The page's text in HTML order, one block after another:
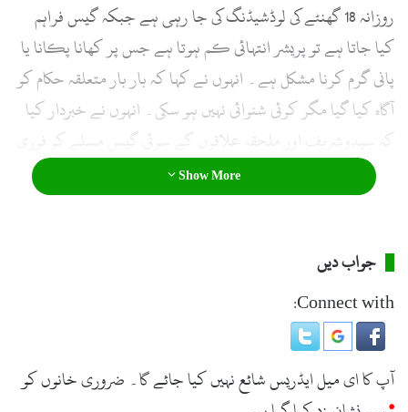
روزانہ 18 گھنٹے کی لوڈشیڈنگ کی جا رہی ہے جبکہ گیس فراہم
کیا جاتا ہے تو پریشر انتہائی کم ہوتا ہے جس پر کھانا پکانا یا
پانی گرم کرنا مشکل ہے۔ انہوں نے کہا کہ بار بار متعلقہ حکام کو
آگاہ کیا گیا مگر کوئی شنوائی نہیں ہو سکی۔ انہوں نے خبردار کیا
کہ سیدوشریف اور ملحقہ علاقوں کے سوئی گیس مسلے کو فوری
حل کیا جائے بصورت دیگر سخت احتجاج پر اُتر آئیں گے ۔
Show More
جواب دیں
Connect with:
آپ کا ای میل ایڈریس شائع نہیں کیا جائے گا۔ ضروری خانوں کو